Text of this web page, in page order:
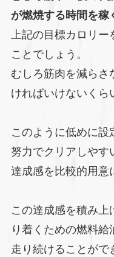
が燃焼する時間を稼
上記の目標カロリ
ことでしょう。
むしろ筋肉を減らさ
ければいけないくら
このように低めに設
努力でクリアしやす
達成感を比較的用意
この達成感を積み
り着くための燃料給
走り続けることがで